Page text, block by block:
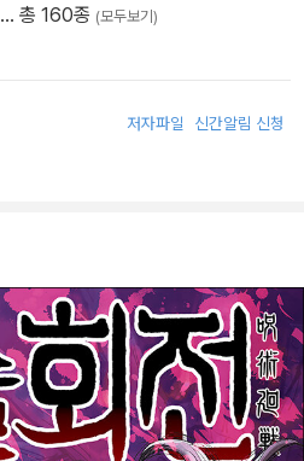
… 총 160종 (모두보기)
저자파일 신간알림 신청